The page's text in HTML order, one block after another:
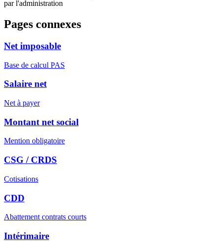
par l'administration
Pages connexes
Net imposable
Base de calcul PAS
Salaire net
Net à payer
Montant net social
Mention obligatoire
CSG / CRDS
Cotisations
CDD
Abattement contrats courts
Intérimaire